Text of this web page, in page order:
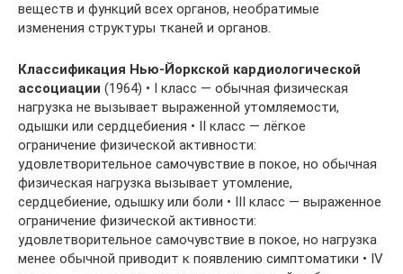
веществ и функций всех органов, необратимые
изменения структуры тканей и органов.
Классификация Нью-Йоркской кардиологической
ассоциации (1964) • I класс — обычная физическая
нагрузка не вызывает выраженной утомляемости,
одышки или сердцебиения • II класс — лёгкое
ограничение физической активности:
удовлетворительное самочувствие в покое, но обычная
физическая нагрузка вызывает утомление,
сердцебиение, одышку или боли • III класс — выраженное
ограничение физической активности:
удовлетворительное самочувствие в покое, но нагрузка
менее обычной приводит к появлению симптоматики • IV